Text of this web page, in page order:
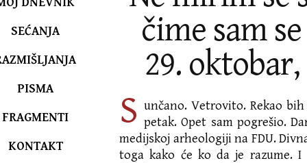
SEĆANJA
PISMA
FRAGMENTI
KONTAKT
čime sam
29.
S unčano. Vetrovito. Rekao
petak. Opet sam pogrešio.
medijskoj arheologiji na FDU.
toga kako će ko da je razume.